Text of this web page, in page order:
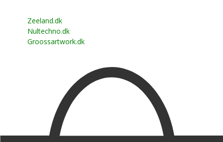
Zeeland.dk
Nultechno.dk
Groossartwork.dk